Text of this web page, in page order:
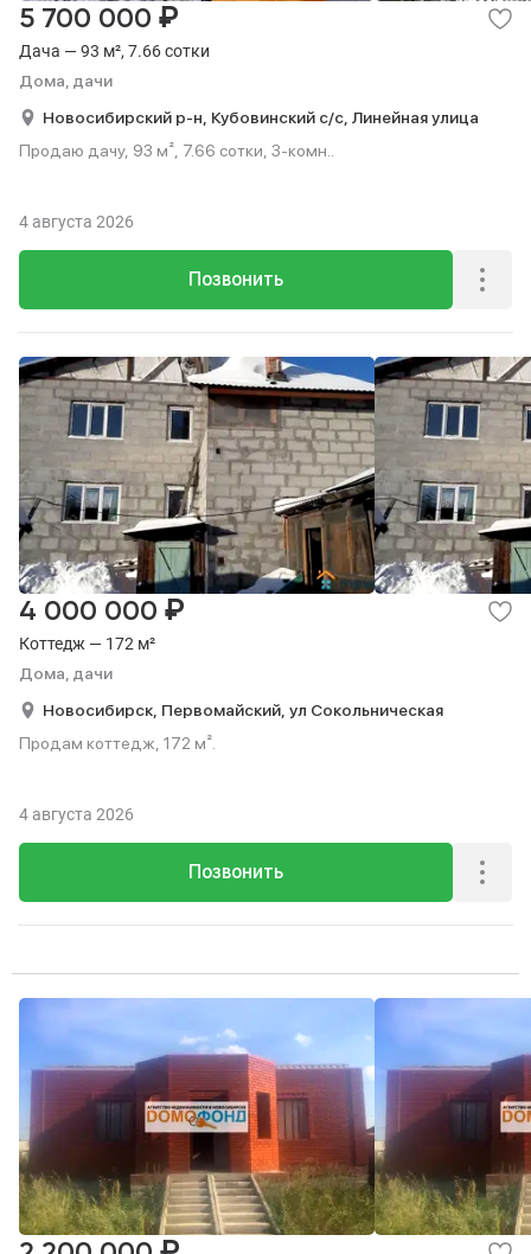
Дача — 93 м², 7.66 сотки
Дома, дачи
5 700 000 ₽
Новосибирский р-н, Кубовинский с/с, Линейная улица
Продаю дачу, 93 м², 7.66 сотки, 3-комн..
Позвонить
4 августа 2026
Коттедж — 172 м²
Дома, дачи
4 000 000 ₽
Новосибирск, Первомайский, ул Сокольническая
Продам коттедж, 172 м².
Позвонить
4 августа 2026